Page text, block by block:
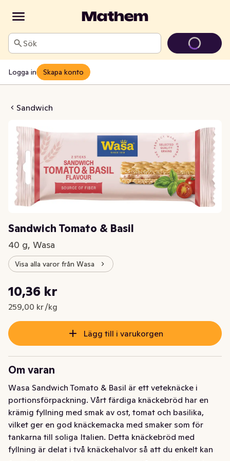
Sök
Logga in Skapa konto
Sandwich
& Basil
Sandwich Tomato & Basil
40 g, Wasa
Visa alla varor från Wasa
Nuvarande pris är: 10,36 kr
10,36 kr
259,00 kr /kg
Styckpris: 259,00 kr /kg
Lägg till i varukorgen
Om varan
Wasa Sandwich Tomato & Basil är ett veteknäcke i
portionsförpackning. Vårt färdiga knäckebröd har en
krämig fyllning med smak av ost, tomat och basilika,
vilket ger en god knäckemacka med smaker som för
tankarna till soliga Italien. Detta knäckebröd med
fyllning är delat i två knäckehalvor så att du enkelt kan